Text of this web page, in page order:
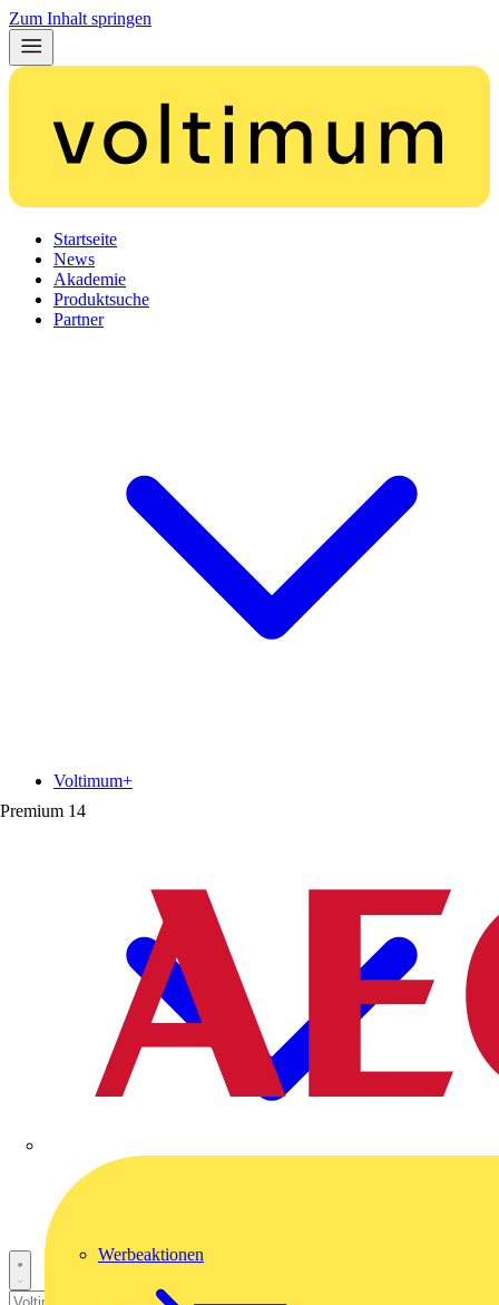
Zum Inhalt springen
Startseite
News
Akademie
Produktsuche
Partner
Premium 14
Voltimum+
Werbeaktionen